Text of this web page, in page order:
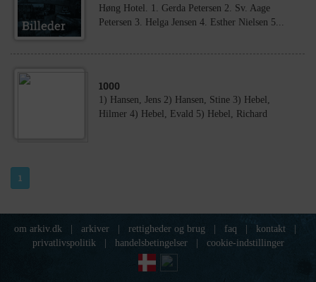
Høng Hotel. 1. Gerda Petersen 2. Sv. Aage
Petersen 3. Helga Jensen 4. Esther Nielsen 5...
1000
1) Hansen, Jens 2) Hansen, Stine 3) Hebel,
Hilmer 4) Hebel, Evald 5) Hebel, Richard
1
om arkiv.dk arkiver rettigheder og brug faq kontakt
privatlivspolitik
handelsbetingelser cookie-indstillinger